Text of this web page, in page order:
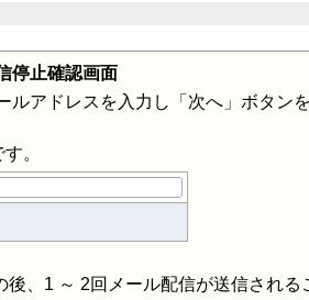
停止確認画面
ルアドレスを入力し「次へ」ボタン
。
後、1 ～ 2回メール配信が送信される